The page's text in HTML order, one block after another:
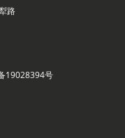
路
19028394号